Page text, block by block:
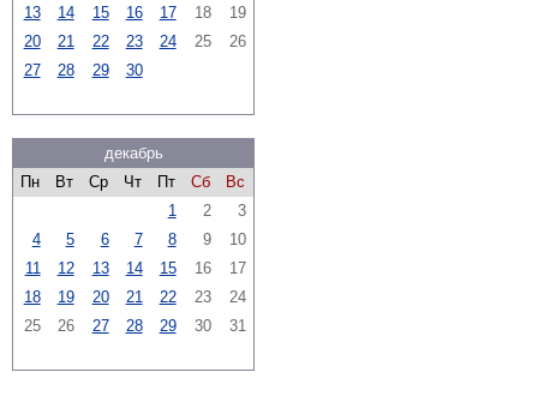
13 14 15 16 17 18
19
20
21 22 23 24 25
26
27
28 29 30
декабрь
Пн
Вт Ср Чт Пт Сб
Вс
1
2
3
4
5 6 7 8 9
10
11
12 13 14 15 16
17
18
19 20 21 22 23
24
25
26 27 28 29 30 31